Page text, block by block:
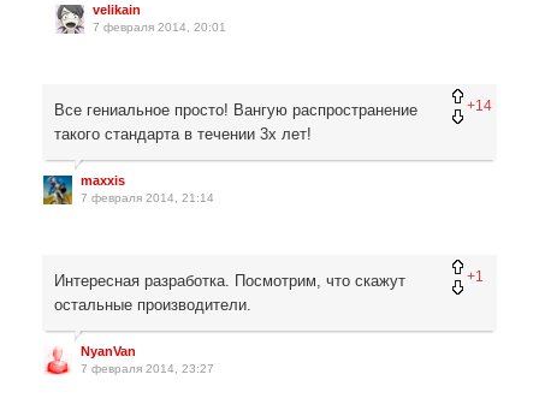
velikain
7 февраля 2014, 20:01
+14
Все гениальное просто! Вангую распространение
такого стандарта в течении 3х лет!
maxxis
7 февраля 2014, 21:14
+1
Интересная разработка. Посмотрим, что скажут
остальные производители.
NyanVan
7 февраля 2014, 23:27